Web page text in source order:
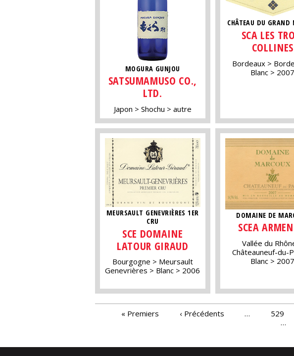
MOGURA GUNJOU
SATSUMAMUSO CO.,
LTD.
Japon Shochu autre
CHÂTEAU DU GRAND
SCA LES
COLLINES
Bordeaux
Blanc
2007
MEURSAULT GENEVRIÈRES 1ER
CRU
SCE DOMAINE
LATOUR GIRAUD
Bourgogne
Meursault
Genevrières
Blanc 2006
DOMAINE DE
SCEA
Vallée du
Châteauneuf-du-
Blanc
2007
PAGES« Premiers ‹ Précédents … 529
…